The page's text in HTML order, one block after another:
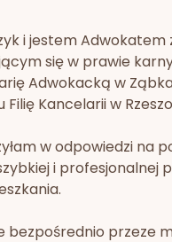
i jestem
się w prawie
Adwokacką w
Kancelarii w
w odpowiedzi na
i profesjonalnej
bezpośrednio przeze